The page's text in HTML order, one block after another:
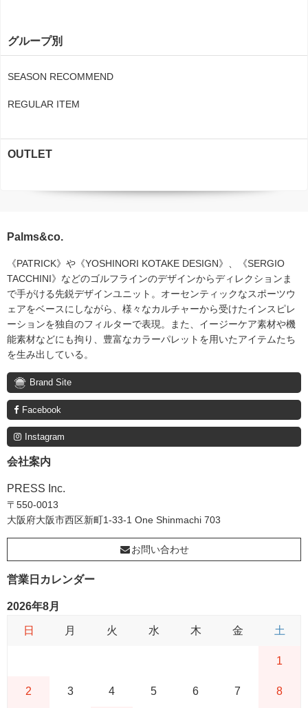
グループ別
SEASON RECOMMEND
REGULAR ITEM
OUTLET
Palms&co.
《PATRICK》や《YOSHINORI KOTAKE DESIGN》、《SERGIO
TACCHINI》などのゴルフラインのデザインからディレクションま
で手がける先鋭デザインユニット。オーセンティックなスポーツウ
ェアをベースにしながら、様々なカルチャーから受けたインスピレ
ーションを独自のフィルターで表現。また、イージーケア素材や機
能素材などにも拘り、豊富なカラーパレットを用いたアイテムたち
を生み出している。
Brand Site
Facebook
Instagram
会社案内
PRESS Inc.
〒550-0013
大阪府大阪市西区新町1-33-1 One Shinmachi 703
お問い合わせ
営業日カレンダー
2026年8月
日 月 火 水 木 金 土
1
2 3 4 5 6 7 8